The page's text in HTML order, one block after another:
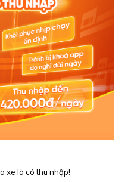
xe là có thu nhập!